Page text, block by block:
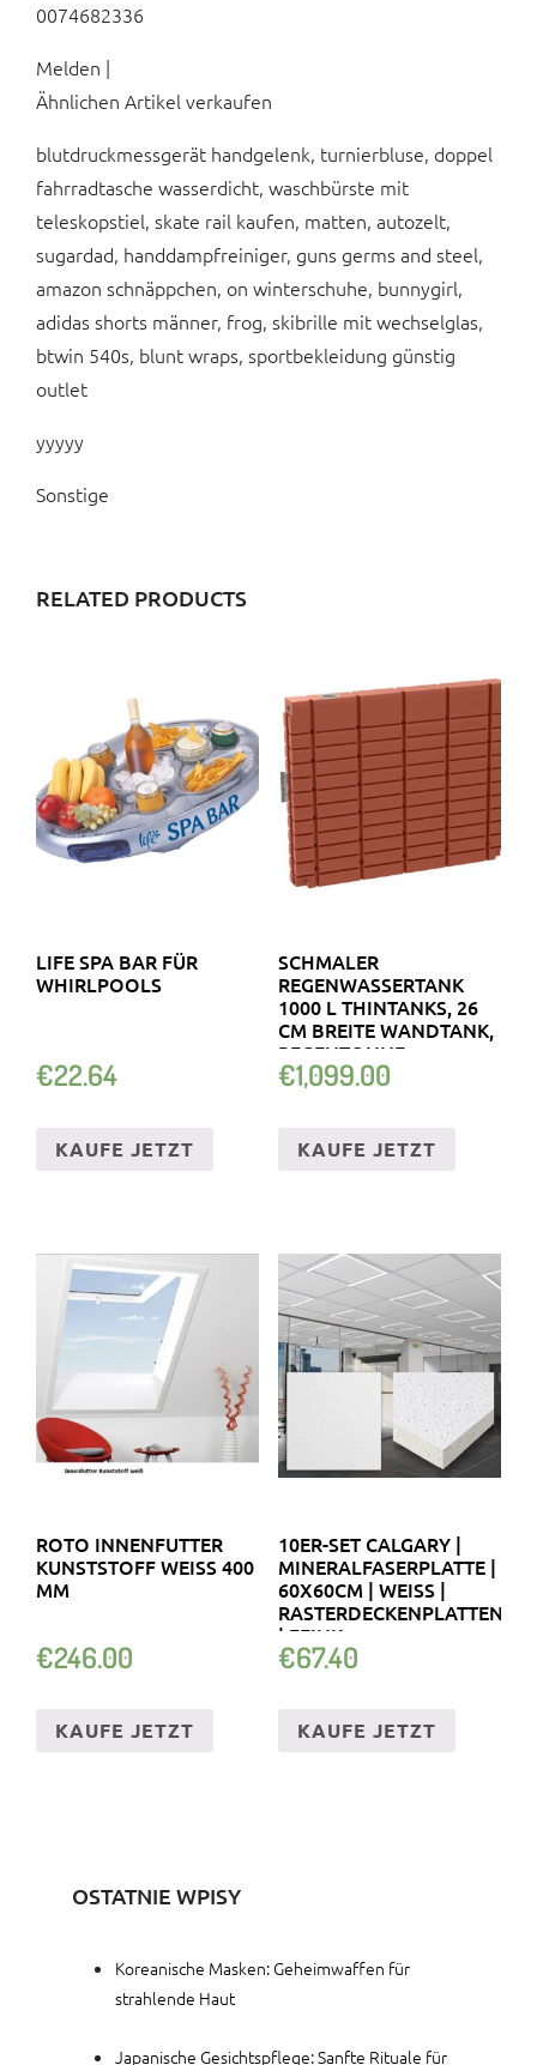
0074682336
Melden |
Ähnlichen Artikel verkaufen
blutdruckmessgerät handgelenk, turnierbluse, doppel
fahrradtasche wasserdicht, waschbürste mit
teleskopstiel, skate rail kaufen, matten, autozelt,
sugardad, handdampfreiniger, guns germs and steel,
amazon schnäppchen, on winterschuhe, bunnygirl,
adidas shorts männer, frog, skibrille mit wechselglas,
btwin 540s, blunt wraps, sportbekleidung günstig
outlet
yyyyy
Sonstige
RELATED PRODUCTS
LIFE SPA BAR FÜR
WHIRLPOOLS
€22.64
KAUFE JETZT
SCHMALER
REGENWASSERTANK
1000 L THINTANKS, 26
CM BREITE WANDTANK,
REGENTONNE
€1,099.00
KAUFE JETZT
ROTO INNENFUTTER
KUNSTSTOFF WEISS 400 M
M
€246.00
KAUFE JETZT
10ER-SET CALGARY |
MINERALFASERPLATTE |
60X60CM | WEISS | R
ASTERDECKENPLATTEN |
FEINK
€67.40
KAUFE JETZT
OSTATNIE WPISY
Koreanische Masken: Geheimwaffen für
strahlende Haut
Japanische Gesichtspflege: Sanfte Rituale für